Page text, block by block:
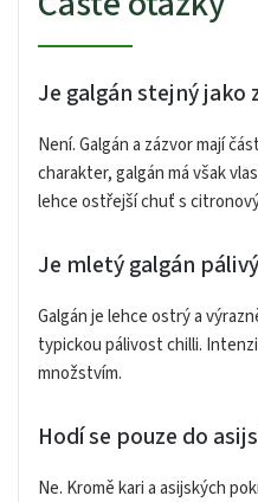
Je galgán stejný jako
Není. Galgán a zázvor mají
charakter, galgán má však
lehce ostřejší chuť s
Je mletý galgán
Galgán je lehce ostrý a
typickou pálivost chilli.
množstvím.
Hodí se pouze do
Ne. Kromě kari a asijských